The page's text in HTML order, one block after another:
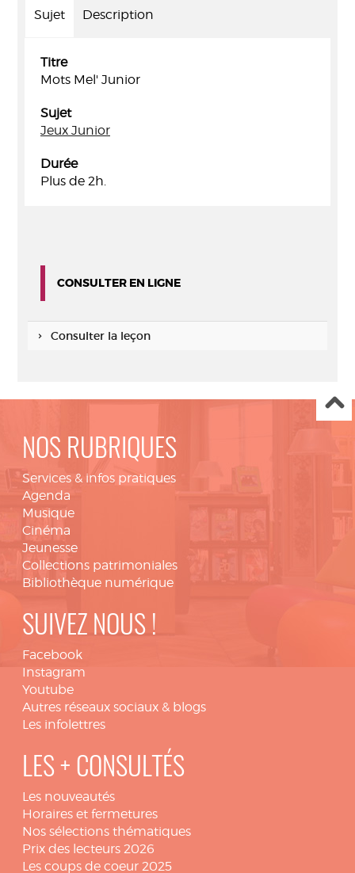
Sujet Description
Titre
Mots Mel' Junior
Sujet
Jeux Junior
Durée
Plus de 2h.
CONSULTER EN LIGNE
Consulter la leçon
NOS RUBRIQUES
Services & infos pratiques
Agenda
Musique
Cinéma
Jeunesse
Collections patrimoniales
Bibliothèque numérique
SUIVEZ NOUS !
Facebook
Instagram
Youtube
Autres réseaux sociaux & blogs
Les infolettres
LES + CONSULTÉS
Les nouveautés
Horaires et fermetures
Nos sélections thématiques
Prix des lecteurs 2026
Les coups de coeur 2025